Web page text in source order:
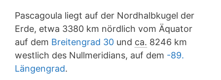
Pascagoula liegt auf der Nordhalbkugel der
Erde, etwa 3380 km nördlich vom Äquator
auf dem Breitengrad 30 und ca. 8246 km
westlich des Nullmeridians, auf dem -89.
Längengrad.